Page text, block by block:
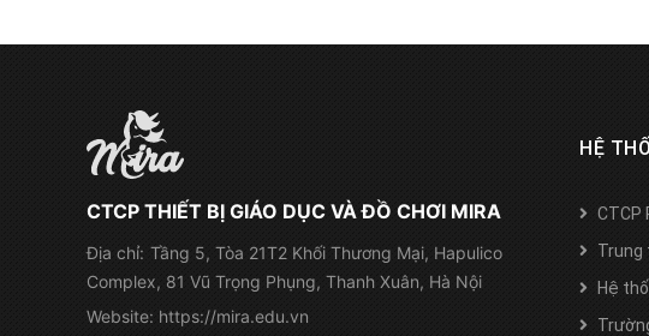
CTCP THIẾT BỊ GIÁO DỤC VÀ ĐỒ CHƠI MIRA
Địa chỉ: Tầng 5, Tòa 21T2 Khối Thương Mại, Hapulico
Complex, 81 Vũ Trọng Phụng, Thanh Xuân, Hà Nội
Website: https://mira.edu.vn
HỆ
CTCP
Trung
Hệ